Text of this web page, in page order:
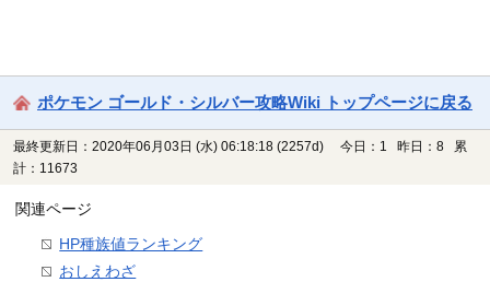
ポケモン ゴールド・シルバー攻略Wiki トップページに戻る
最終更新日：2020年06月03日 (水) 06:18:18 (2257d)
今日：1 昨日：8 累
計：11673
関連ページ
HP種族値ランキング
おしえわざ